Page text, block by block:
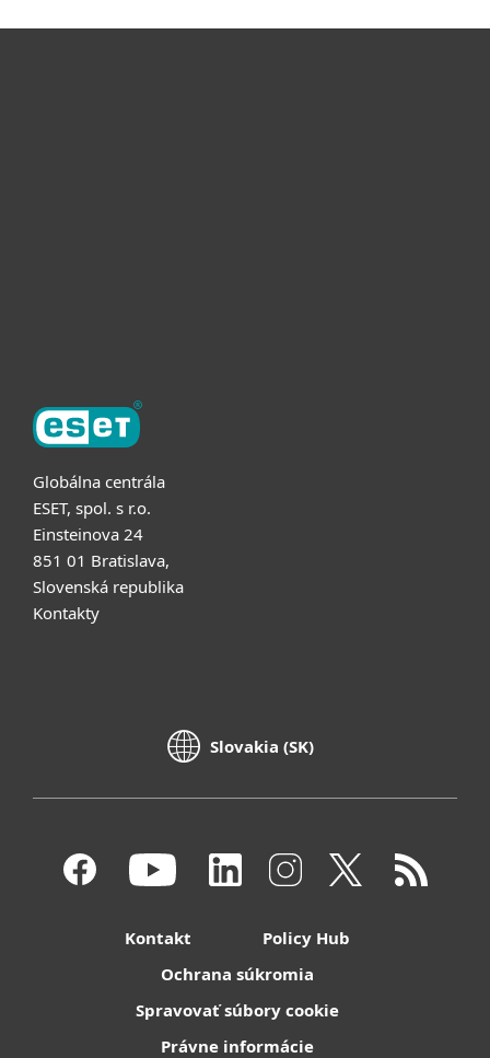
Globálna centrála
ESET, spol. s r.o.
Einsteinova 24
851 01 Bratislava,
Slovenská republika
Kontakty
Slovakia (SK)
Kontakt
Policy Hub
Ochrana súkromia
Spravovať súbory cookie
Právne informácie